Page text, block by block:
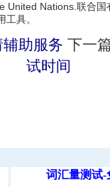
United Nations.联合国
具。
助服务 下一
试时间